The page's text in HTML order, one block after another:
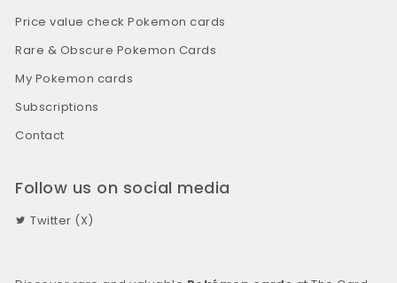
Price value check Pokemon cards
Rare & Obscure Pokemon Cards
My Pokemon cards
Subscriptions
Contact
Follow us on social media
Twitter (X)